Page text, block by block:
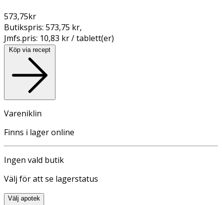
573,75kr
Butikspris: 573,75 kr,
Jmfs.pris: 10,83 kr / tablett(er)
Köp via recept
Vareniklin
Finns i lager online
Ingen vald butik
Välj för att se lagerstatus
Välj apotek